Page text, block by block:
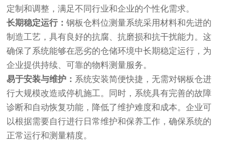
定制和调整，满足不同行业和企业的个性化需求。
长期稳定运行：钢板仓料位测量系统采用材料和先进的
制造工艺，具有良好的抗腐、抗磨损和抗干扰能力。这
确保了系统能够在恶劣的仓储环境中长期稳定运行，为
企业提供持续、可靠的物料测量服务。
易于安装与维护： 系统安装简便快捷，无需对钢板仓进
行大规模改造或停机施工。同时，系统具有完善的故障
诊断和自动恢复功能，降低了维护难度和成本。企业可
以根据需要自行进行日常维护和保养工作，确保系统的
正常运行和测量精度。